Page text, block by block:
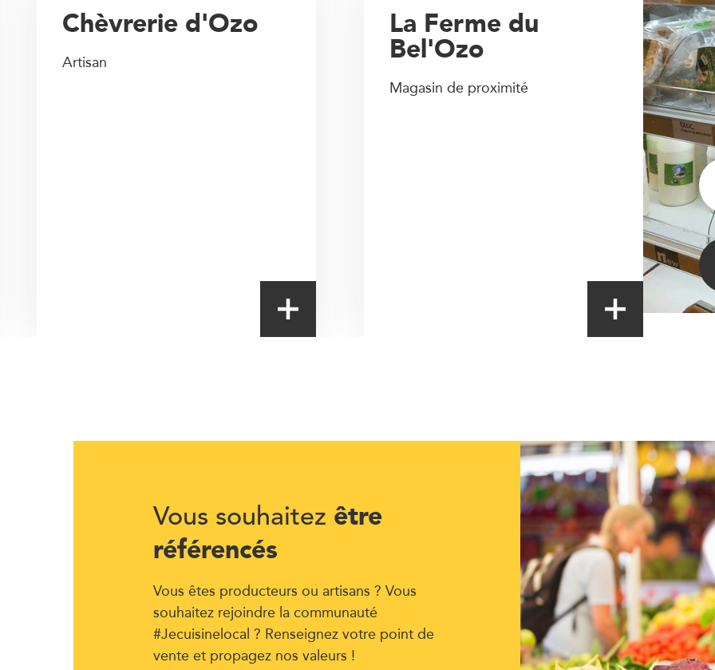
La Ferme du
Bel'Ozo
Magasin de proximité
Chèvrerie d'Ozo
Artisan
Vous souhaitez être
référencés
Vous êtes producteurs ou artisans ? Vous
souhaitez rejoindre la communauté
#Jecuisinelocal ? Renseignez votre point de
vente et propagez nos valeurs !